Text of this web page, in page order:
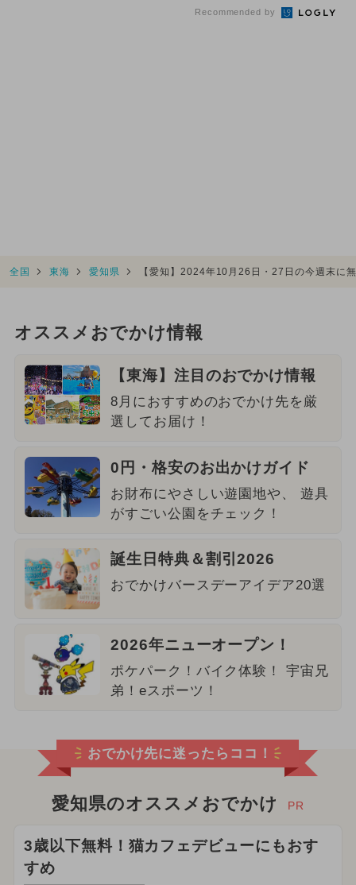
Recommended by
全国 東海 愛知県 【愛知】2024年10月26日・27日の今週末に
オススメおでかけ情報
【東海】注目のおでかけ情報
8月におすすめのおでかけ先を厳
選してお届け！
0円・格安のお出かけガイド
お財布にやさしい遊園地や、 遊具
がすごい公園をチェック！
誕生日特典＆割引2026
おでかけバースデーアイデア20選
2026年ニューオープン！
ポケパーク！バイク体験！ 宇宙兄
弟！eスポーツ！
おでかけ先に迷ったらココ！
愛知県のオススメおでかけ PR
3歳以下無料！猫カフェデビューにもおす
すめ